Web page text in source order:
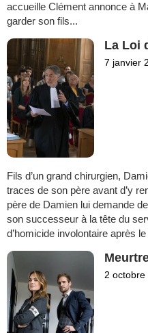
accueille Clément annonce à
garder son fils...
La Loi
7 janvier
Fils d’un grand chirurgien,
traces de son père avant d’y
père de Damien lui demande
son successeur à la tête du
d’homicide involontaire après
2 octobre